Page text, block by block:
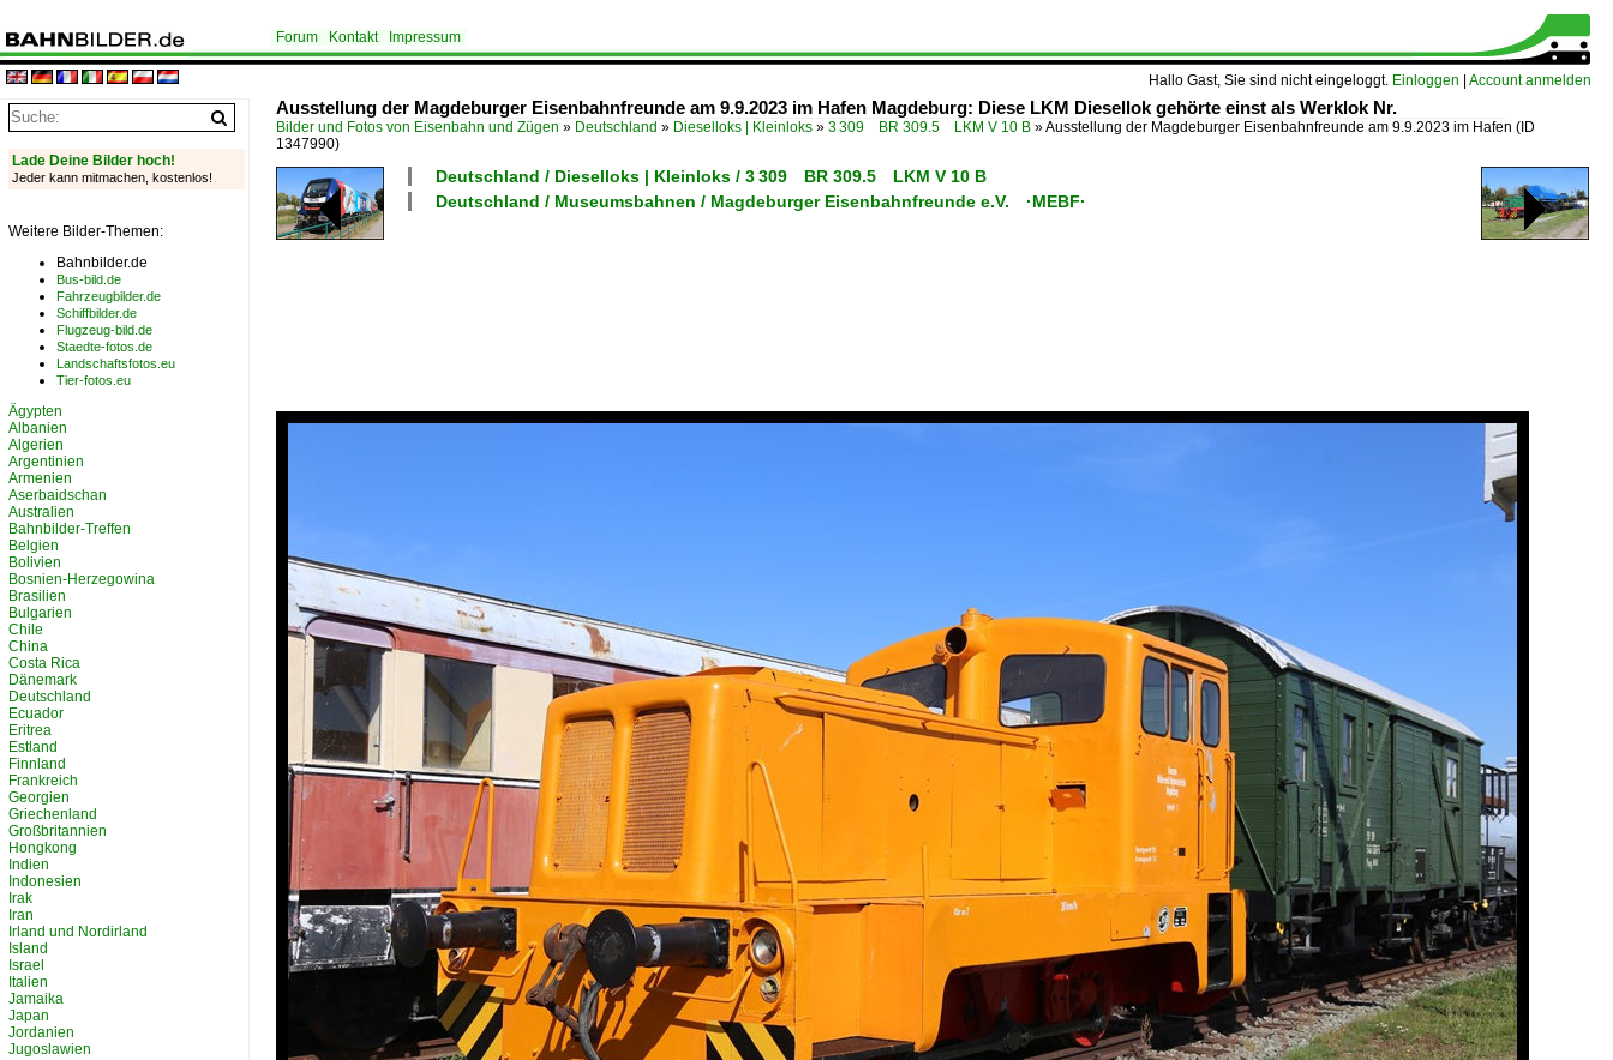
Hallo Gast, Sie sind nicht eingeloggt. Einloggen Account anmelden
Forum Kontakt Impressum
Ausstellung der Magdeburger Eisenbahnfreunde am 9.9.2023 im Hafen Magdeburg: Diese LKM Diesellok gehörte einst als Werklok Nr.
Bilder und Fotos von Eisenbahn und Zügen » Deutschland » Dieselloks | Kleinloks » 3 309 BR 309.5 LKM V 10 B »Ausstellung der Magdeburger Eisenbahnfreunde am 9.9.2023 im Hafen (ID
1347990)
Deutschland / Dieselloks | Kleinloks / 3 309 BR 309.5 LKM V 10 B
Deutschland / Museumsbahnen / Magdeburger Eisenbahnfreunde e.V. ·MEBF·
Lade Deine Bilder hoch!
Jeder kann mitmachen, kostenlos!
Weitere Bilder-Themen:
Bahnbilder.de
Bus-bild.de
Fahrzeugbilder.de
Schiffbilder.de
Flugzeug-bild.de
Staedte-fotos.de
Landschaftsfotos.eu
Tier-fotos.eu
Ägypten
Albanien
Algerien
Argentinien
Armenien
Aserbaidschan
Australien
Bahnbilder-Treffen
Belgien
Bolivien
Bosnien-Herzegowina
Brasilien
Bulgarien
Chile
China
Costa Rica
Dänemark
Deutschland
Ecuador
Eritrea
Estland
Finnland
Frankreich
Georgien
Griechenland
Großbritannien
Hongkong
Indien
Indonesien
Irak
Iran
Irland und Nordirland
Island
Israel
Italien
Jamaika
Japan
Jordanien
Jugoslawien